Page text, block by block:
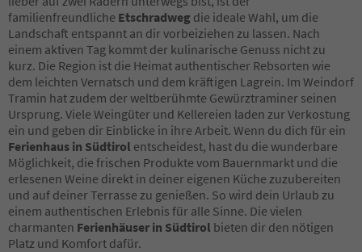
familienfreundliche Etschradweg die ideale Wahl, um die
Landschaft entspannt an dir vorbeiziehen zu lassen. Nach
einem aktiven Tag kommt der kulinarische Genuss nicht zu
kurz. Die Region ist die Heimat authentischer Rebsorten wie
dem leichten Vernatsch und dem kräftigen Lagrein. Im Weindorf
Tramin hat zudem der weltberühmte Gewürztraminer seinen
Ursprung. Viele Weingüter und Kellereien laden zur Verkostung
ein und geben dir Einblicke in ihre Arbeit. Wenn du dich für ein
Ferienhaus in Südtirol entscheidest, hast du die wunderbare
Möglichkeit, die frischen Produkte vom Bauernmarkt und die
erlesenen Weine direkt in deiner eigenen Küche zuzubereiten
und auf deiner Terrasse zu genießen. So wird dein Urlaub zu
einem authentischen Erlebnis für alle Sinne. Die vielen
charmanten Ferienhäuser in Südtirol bieten dir den nötigen
Platz und Komfort dafür.